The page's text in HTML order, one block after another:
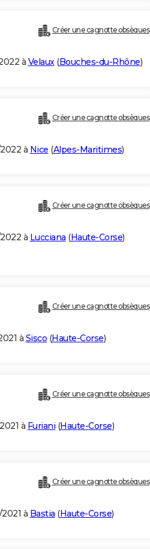
Créer une cagnotte obsèques
à Velaux(Bouches-du-Rhône)
Créer une cagnotte obsèques
à Nice (Alpes-Maritimes)
Créer une cagnotte obsèques
à Lucciana (Haute-Corse)
Créer une cagnotte obsèques
à Sisco (Haute-Corse)
Créer une cagnotte obsèques
à Furiani (Haute-Corse)
Créer une cagnotte obsèques
à Bastia (Haute-Corse)